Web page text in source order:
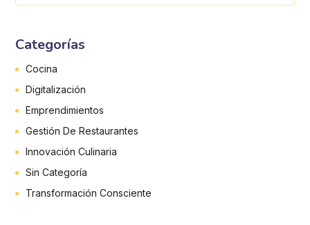
Categorías
Cocina
Digitalización
Emprendimientos
Gestión De Restaurantes
Innovación Culinaria
Sin Categoría
Transformación Consciente